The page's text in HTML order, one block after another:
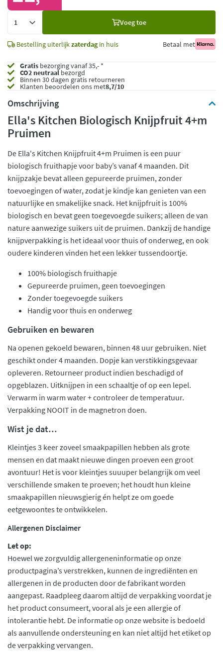
Voeg toe
Bestelling uiterlijkzaterdagin huis Betaal met
Gratis bezorging vanaf 35,- *
CO2 neutraalbezorgd
Binnen 30 dagen gratis retourneren
Klanten beoordelen ons met8,7/10
Omschrijving
Ella's Kitchen Biologisch Knijpfruit 4+m
Pruimen
De Ella's Kitchen Knijpfruit 4+m Pruimen is een puur
biologisch fruithapje voor baby’s vanaf 4 maanden. Dit
knijpzakje bevat alleen gepureerde pruimen, zonder
toevoegingen of water, zodat je kindje kan genieten van een
natuurlijke en smakelijke snack. Het knijpfruit is 100%
biologisch en bevat geen toegevoegde suikers; alleen de van
nature aanwezige suikers uit de pruimen. Dankzij de handige
knijpverpakking is het ideaal voor thuis of onderweg, en ook
oudere kinderen vinden het een lekker tussendoortje.
100% biologisch fruithapje
Gepureerde pruimen, geen toevoegingen
Zonder toegevoegde suikers
Handig voor thuis en onderweg
Gebruiken en bewaren
Na openen gekoeld bewaren, binnen 48 uur gebruiken. Niet
geschikt onder 4 maanden. Dopje kan verstikkingsgevaar
opleveren. Retourneer product indien beschadigd of
opgeblazen. Uitknijpen in een schaaltje of op een lepel.
Verwarm in warm water + controleer de temperatuur.
Verpakking NOOIT in de magnetron doen.
Wist je dat…
Kleintjes 3 keer zoveel smaakpapillen hebben als grote
mensen en dat maakt nieuwe dingen proeven een groot
avontuur! Het is voor kleintjes suuuper belangrijk om veel
verschillende smaken te proeven; het houdt hun kleine
smaakpapillen nieuwsgierig én helpt ze om goede
eetgewoontes te ontwikkelen.
Allergenen Disclaimer
Let op:
Hoewel we zorgvuldig allergeneninformatie op onze
productpagina’s verstrekken, kunnen de ingrediënten en
allergenen in de producten door de fabrikant worden
aangepast. Raadpleeg daarom altijd de verpakking voordat je
het product consumeert, vooral als je een allergie of
intolerantie hebt. De informatie op onze website is bedoeld
als aanvullende ondersteuning en kan niet altijd het etiket op
de verpakking vervangen.